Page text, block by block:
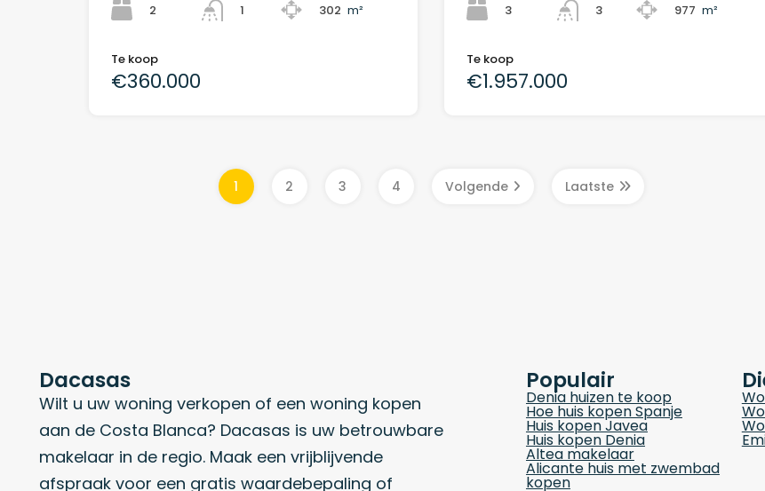
2
1
302 m²
Te koop
€360.000
3
3
977 m²
Te koop
€1.957.000
1 2 3 4 Volgende Laatste
Dacasas
Wilt u uw woning verkopen of een woning kopen
aan de Costa Blanca? Dacasas is uw betrouwbare
makelaar in de regio. Maak een vrijblijvende
afspraak voor een gratis waardebepaling of
Populair
Denia huizen te koop
Hoe huis kopen Spanje
Huis kopen Javea
Huis kopen Denia
Altea makelaar
Alicante huis met zwembad
kopen